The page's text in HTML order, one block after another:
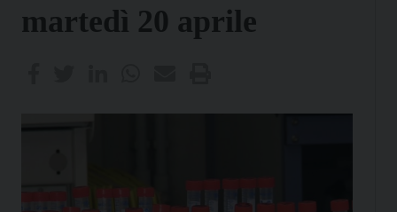
martedì 20 aprile